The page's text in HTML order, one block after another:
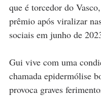
que é torcedor do
prêmio após viralizar
sociais em junho de
Gui vive com uma
chamada epidermólise
provoca graves